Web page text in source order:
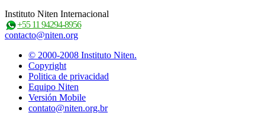
Instituto Niten Internacional
+55 11 94294-8956
contacto@niten.org
© 2000-2008 Instituto Niten.
Copyright
Politica de privacidad
Equipo Niten
Versión Mobile
contato@niten.org.br